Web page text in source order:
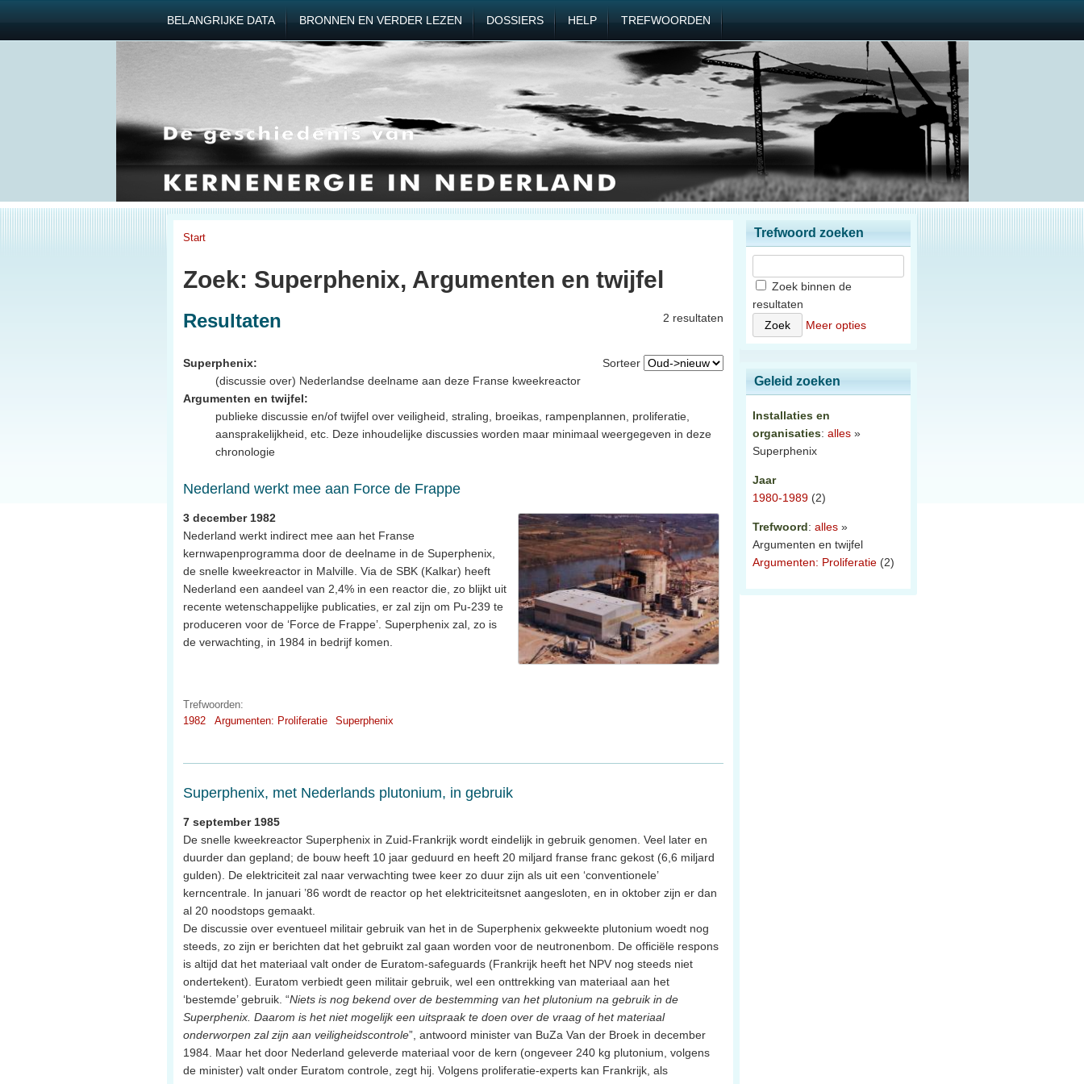
BELANGRIJKE DATA BRONNEN EN VERDER LEZEN DOSSIERS HELP TREFWOORDEN
Start
Zoek: Superphenix, Argumenten en twijfel
2 resultaten
Resultaten
Sorteer
Superphenix:
(discussie over) Nederlandse deelname aan deze Franse kweekreactor
Argumenten en twijfel:
publieke discussie en/of twijfel over veiligheid, straling, broeikas, rampenplannen, proliferatie,
aansprakelijkheid, etc. Deze inhoudelijke discussies worden maar minimaal weergegeven in deze
chronologie
Nederland werkt mee aan Force de Frappe
3 december 1982
Nederland werkt indirect mee aan het Franse
kernwapenprogramma door de deelname in de Superphenix,
de snelle kweekreactor in Malville. Via de SBK (Kalkar) heeft
Nederland een aandeel van 2,4% in een reactor die, zo blijkt uit
recente wetenschappelijke publicaties, er zal zijn om Pu-239 te
produceren voor de ‘Force de Frappe’. Superphenix zal, zo is
de verwachting, in 1984 in bedrijf komen.
Trefwoorden:
1982
Argumenten: Proliferatie Superphenix
Superphenix, met Nederlands plutonium, in gebruik
7 september 1985
De snelle kweekreactor Superphenix in Zuid-Frankrijk wordt eindelijk in gebruik genomen. Veel later en
duurder dan gepland; de bouw heeft 10 jaar geduurd en heeft 20 miljard franse franc gekost (6,6 miljard
gulden). De elektriciteit zal naar verwachting twee keer zo duur zijn als uit een ‘conventionele’
kerncentrale. In januari ’86 wordt de reactor op het elektriciteitsnet aangesloten, en in oktober zijn er dan
al 20 noodstops gemaakt.
De discussie over eventueel militair gebruik van het in de Superphenix gekweekte plutonium woedt nog
steeds, zo zijn er berichten dat het gebruikt zal gaan worden voor de neutronenbom. De officiële respons
is altijd dat het materiaal valt onder de Euratom-safeguards (Frankrijk heeft het NPV nog steeds niet
ondertekent). Euratom verbiedt geen militair gebruik, wel een onttrekking van materiaal aan het
‘bestemde’ gebruik. “Niets is nog bekend over de bestemming van het plutonium na gebruik in de
Superphenix. Daarom is het niet mogelijk een uitspraak te doen over de vraag of het materiaal
onderworpen zal zijn aan veiligheidscontrole”, antwoord minister van BuZa Van der Broek in december
1984. Maar het door Nederland geleverde materiaal voor de kern (ongeveer 240 kg plutonium, volgens
de minister) valt onder Euratom controle, zegt hij. Volgens proliferatie-experts kan Frankrijk, als
Trefwoord zoeken
Zoek binnen de
resultaten
Meer opties
Geleid zoeken
Installaties en
organisaties: alles »
Superphenix
Jaar
1980-1989 (2)
Trefwoord: alles »
Argumenten en twijfel
Argumenten: Proliferatie (2)